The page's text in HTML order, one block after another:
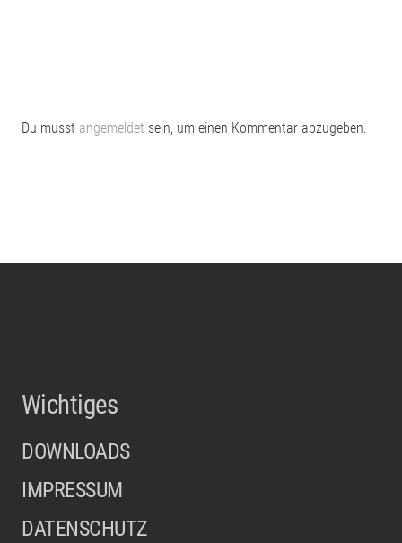
Du musst angemeldet sein, um einen Kommentar abzugeben.
Wichtiges
DOWNLOADS
IMPRESSUM
DATENSCHUTZ